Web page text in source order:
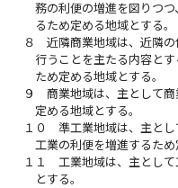
務の利便の増進を図りつ
るため定める地域とする。
８
近隣商業地域は、近隣
行うことを主たる内容と
ため定める地域とする。
９
商業地域は、主として
定める地域とする。
１０
準工業地域は、主と
工業の利便を増進するため
１１
工業地域は、主とし
とする。